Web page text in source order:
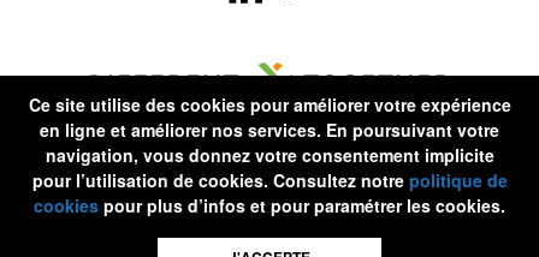
Ce site utilise des cookies pour améliorer votre expérience
en ligne et améliorer nos services. En poursuivant votre
navigation, vous donnez votre consentement implicite
pour l’utilisation de cookies. Consultez notre politique de
cookies pour plus d’infos et pour paramétrer les cookies.